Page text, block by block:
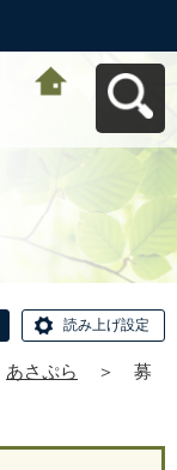
読み上げ設定
あさぷら ＞
募